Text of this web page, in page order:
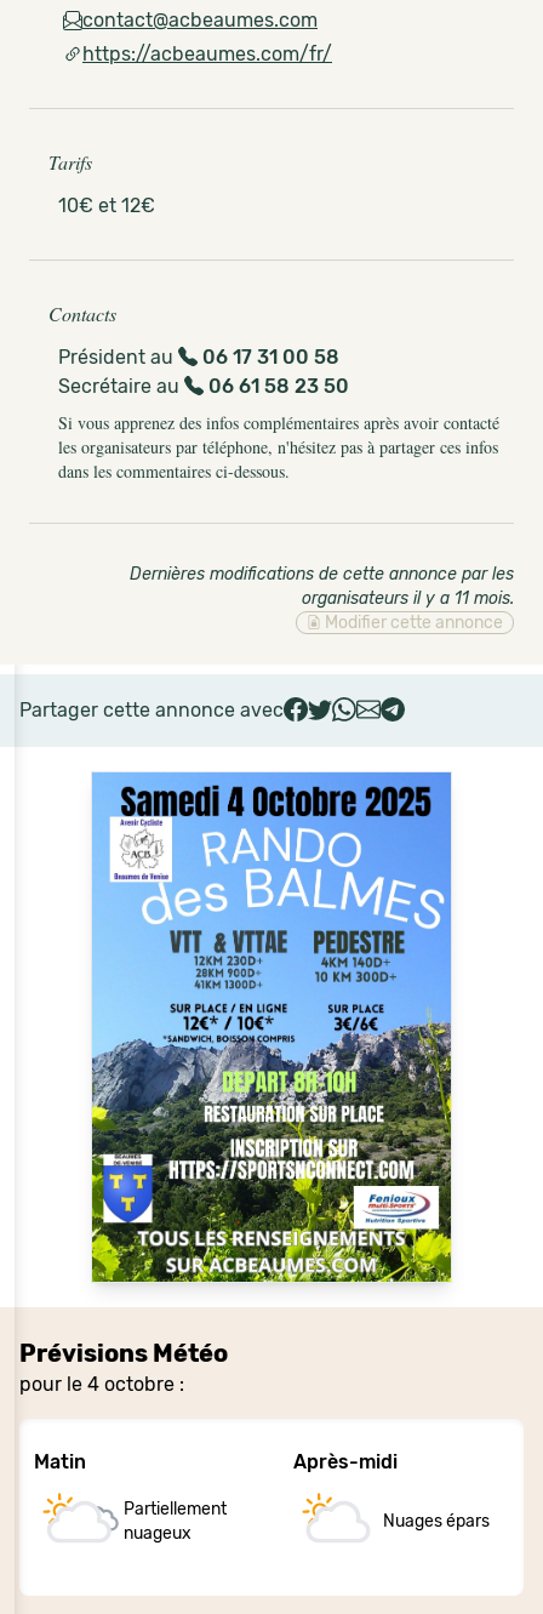
Prévisions Météo
pour le 4 octobre :
Matin
Partiellement
nuageux
Après-midi
Nuages épars
contact@acbeaumes.com
https://acbeaumes.com/fr/
Tarifs
10€ et 12€
Contacts
Président au
06 17 31 00 58
Secrétaire au
06 61 58 23 50
Si vous apprenez des infos complémentaires après avoir contacté
les organisateurs par téléphone, n'hésitez pas à partager ces infos
dans les commentaires ci-dessous.
Dernières modifications de cette annonce par les
organisateurs il y a 11 mois.
Modifier cette annonce
Partager cette annonce avec